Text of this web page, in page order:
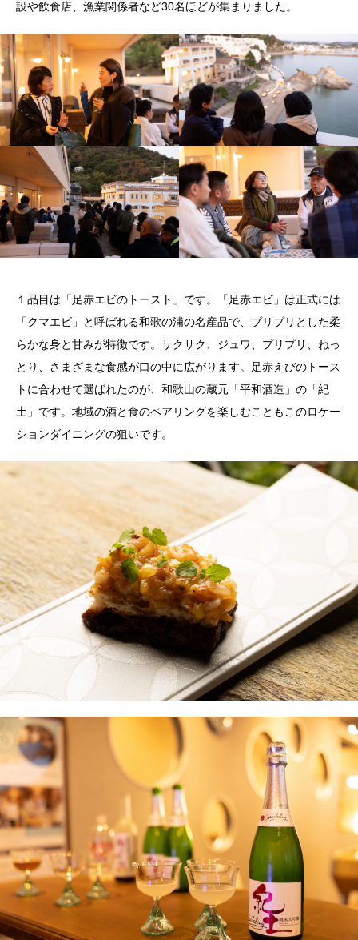
設や飲食店、漁業関係者など30名ほどが集まりました。
１品目は「足赤エビのトースト」です。「足赤エビ」は正式には
「クマエビ」と呼ばれる和歌の浦の名産品で、プリプリとした柔
らかな身と甘みが特徴です。サクサク、ジュワ、プリプリ、ねっ
とり、さまざまな食感が口の中に広がります。足赤えびのトース
トに合わせて選ばれたのが、和歌山の蔵元「平和酒造」の「紀
土」です。地域の酒と食のペアリングを楽しむこともこのロケー
ションダイニングの狙いです。